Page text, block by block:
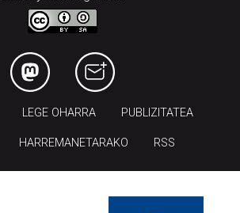
LEGE OHARRA PUBLIZITATEA
HARREMANETARAKO RSS